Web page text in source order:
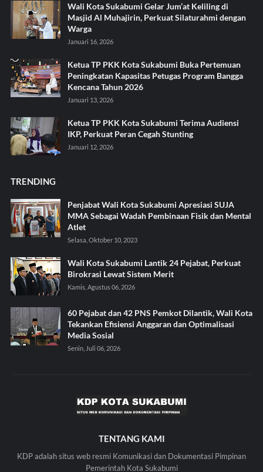
Wali Kota Sukabumi Gelar Jum’at Keliling di
Masjid Al Muhajirin, Perkuat Silaturahmi dengan
Warga
Januari 16, 2026
Ketua TP PKK Kota Sukabumi Buka Pertemuan
Peningkatan Kapasitas Petugas Program Bangga
Kencana Tahun 2026
Januari 13, 2026
Ketua TP PKK Kota Sukabumi Terima Audiensi
IKP, Perkuat Peran Cegah Stunting
Januari 12, 2026
TRENDING
Penjabat Wali Kota Sukabumi Apresiasi SUJA
MMA Sebagai Wadah Pembinaan Fisik dan Mental
Atlet
Selasa, Oktober 10, 2023
Wali Kota Sukabumi Lantik 24 Pejabat, Perkuat
Birokrasi Lewat Sistem Merit
Kamis, Agustus 06, 2026
60 Pejabat dan 42 PNS Pemkot Dilantik, Wali Kota
Tekankan Efisiensi Anggaran dan Optimalisasi
Media Sosial
Senin, Juli 06, 2026
TENTANG KAMI
KDP adalah situs web resmi Komunikasi dan Dokumentasi Pimpinan
Pemerintah Kota Sukabumi